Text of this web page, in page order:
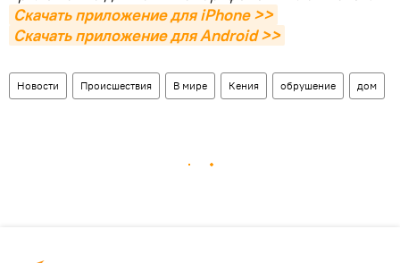
Скачать приложение для iPhone >>
Скачать приложение для Android >>
Новости Происшествия В мире Кения обрушение дом